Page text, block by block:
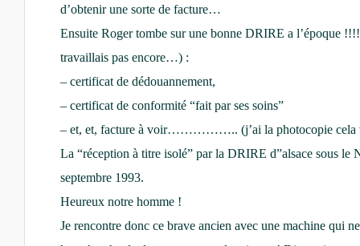
d’obtenir une sorte de facture…
Ensuite Roger tombe sur une bonne DRIRE a l’époque
travaillais pas encore…) :
– certificat de dédouannement,
– certificat de conformité “fait par ses soins”
– et, et, facture à voir…………….. (j’ai la photocopie cela
La “réception à titre isolé” par la DRIRE d”alsace sous le
septembre 1993.
Heureux notre homme !
Je rencontre donc ce brave ancien avec une machine qui